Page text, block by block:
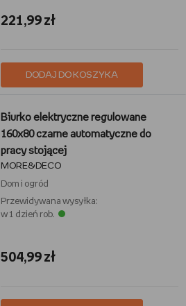
221,99 zł
DODAJ DO KOSZYKA
Biurko elektryczne regulowane
160x80 czarne automatyczne do
pracy stojącej
MORE&DECO
Dom i ogród
Przewidywana wysyłka:
w 1 dzień rob.
504,99 zł